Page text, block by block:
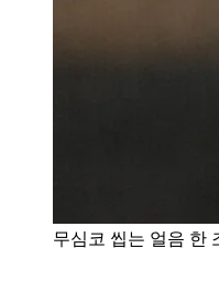
무심코 씹는 얼음 한